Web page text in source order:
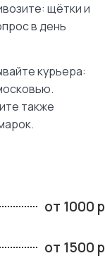
щётки и
в день
курьера:
также
от 1000 р
от 1500 р